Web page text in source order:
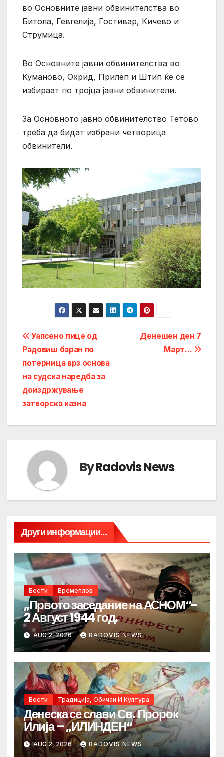
во Основните јавни обвинителства во
Битола, Гевгелија, Гостивар, Кичево и
Струмица.
Во Основните јавни обвинителства во
Куманово, Охрид, Прилеп и Штип ќе се
избираат по тројца јавни обвинители.
За Основното јавно обвинителство Тетово
треба да бидат избрани четворица
обвинители.
Post
navigation
Денешен ден 7
Март…
Уапсено лице од
Радовиш баран по
потерница врз основа
на судска наредба за
доиздржување
затворска казна
ByRadovis News
Други информации...
Вести Времеплов
„Првото заседание на АСНОМ“-
2 Август 1944 год.
AUG 2, 2026 RADOVIS NEWS
Вести Традиција, Обичаи И Култура
Денеска се слави Св. Пророк
Илија – „ИЛИНДЕН“
AUG 2, 2026 RADOVIS NEWS